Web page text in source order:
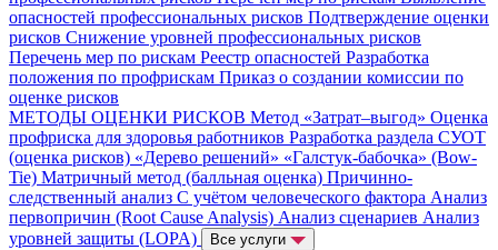
опасностей профессиональных рисков Подтверждение оценки
рисков Снижение уровней профессиональных рисков
Перечень мер по рискам Реестр опасностей Разработка
положения по профрискам Приказ о создании комиссии по
оценке рисков
МЕТОДЫ ОЦЕНКИ РИСКОВ Метод «Затрат–выгод» Оценка
профриска для здоровья работников Разработка раздела СУОТ
(оценка рисков) «Дерево решений» «Галстук-бабочка» (Bow-
Tie) Матричный метод (балльная оценка) Причинно-
следственный анализ С учётом человеческого фактора Анализ
первопричин (Root Cause Analysis) Анализ сценариев Анализ
уровней защиты (LOPA)
Все услуги